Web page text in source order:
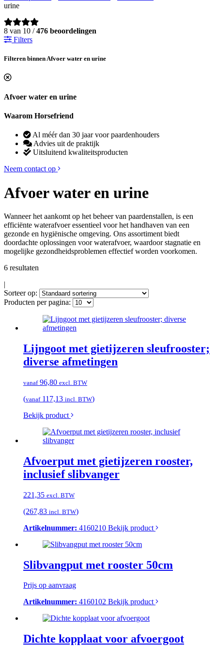
urine
8 van 10 /476 beoordelingen
Filters
Filteren binnen Afvoer water en urine
Afvoer water en urine
Waarom Horsefriend
Al méér dan 30 jaar voor paardenhouders
Advies uit de praktijk
Uitsluitend kwaliteitsproducten
Neem contact op
Afvoer water en urine
Wanneer het aankomt op het beheer van paardenstallen, is een
efficiënte waterafvoer essentieel voor het handhaven van een
gezonde en hygiënische omgeving. Ons assortiment biedt
doordachte oplossingen voor waterafvoer, waardoor stagnatie en
mogelijke gezondheidsproblemen effectief worden voorkomen.
6 resultaten
|
Sorteer op:
Producten per pagina:
Lijngoot met gietijzeren sleufrooster;
diverse afmetingen
vanaf96,80 excl. BTW
(vanaf117,13 incl. BTW)
Bekijk product
Afvoerput met gietijzeren rooster,
inclusief slibvanger
221,35 excl. BTW
(267,83 incl. BTW)
Artikelnummer: 4160210 Bekijk product
Slibvangput met rooster 50cm
Prijs op aanvraag
Artikelnummer: 4160102 Bekijk product
Dichte kopplaat voor afvoergoot